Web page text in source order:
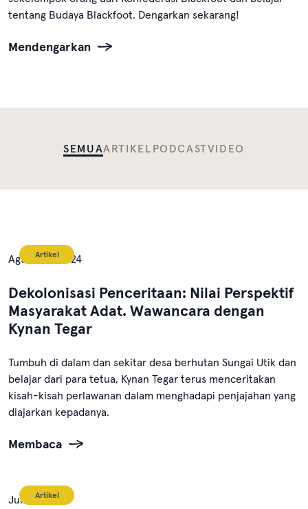
tentang Budaya Blackfoot. Dengarkan sekarang!
Mendengarkan
SEMUAARTIKEL PODCASTVIDEO
Artikel
Agustus 1, 2024
Dekolonisasi Penceritaan: Nilai Perspektif
Masyarakat Adat. Wawancara dengan
Kynan Tegar
Tumbuh di dalam dan sekitar desa berhutan Sungai Utik dan
belajar dari para tetua, Kynan Tegar terus menceritakan
kisah-kisah perlawanan dalam menghadapi penjajahan yang
diajarkan kepadanya.
Membaca
Artikel
Juli 8, 2024